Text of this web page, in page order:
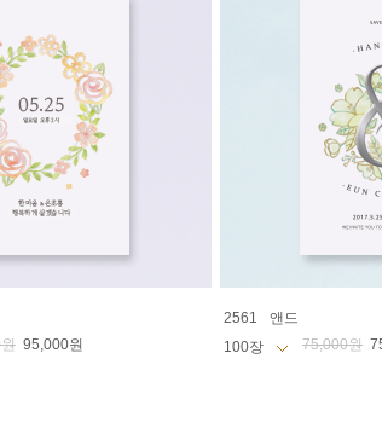
95,000원
2561
앤드
75,000원